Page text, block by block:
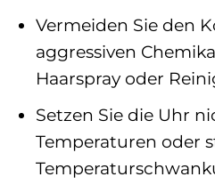
Vermeiden Sie den
aggressiven
Haarspray oder
Setzen Sie die Uhr
Temperaturen oder